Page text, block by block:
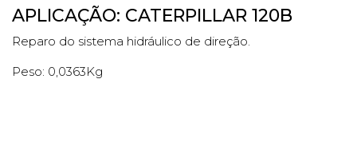
APLICAÇÃO: CATERPILLAR 120B
Reparo do sistema hidráulico de direção.
Peso: 0,0363Kg